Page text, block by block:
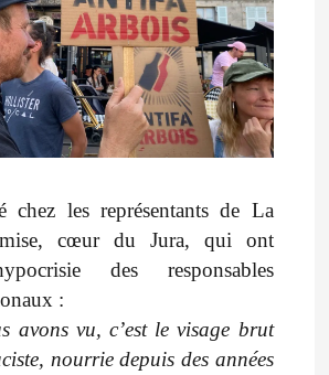
chez les représentants de La
cœur du Jura, qui ont
des responsables
:
avons vu, c’est le visage brut
nourrie depuis des années